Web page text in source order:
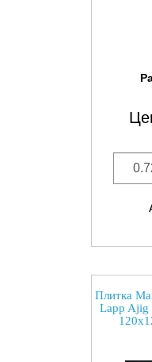
Плитка
Lapp Ajig